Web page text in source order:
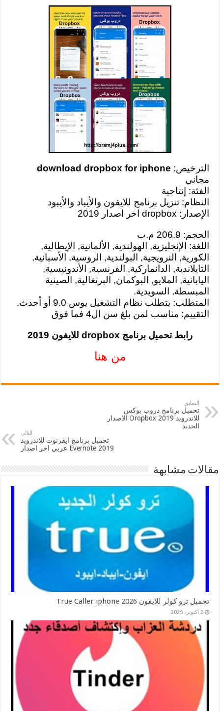
الترخيص: download dropbox for iphone
مجاني
الفئة: إنتاجية
النظام: تنزيل برنامج للايفون والأيباد والأيبود
الإصدار: dropbox اخر اصدار 2019
الحجم: 206.9 م.ب
اللغة: الإنجليزية, الهولندية, الألمانية, الإيطالية,
الكورية, النرويجية, البولندية, الروسية, الأسبانية,
التايلاندية, الدانماركية, الفرنسية, الأندونيسية,
اليابانية, الملايو, البوكمان, البرتغالية, الصينية
المبسطة, السويدية.
المتطلب: يتطلب نظام التشغيل يوس 9.0 أو أحدث.
التقييم: مناسب لمن بلغ سن ال4 فما فوق
رابط تحميل برنامج dropbox للايفون 2019
من هنا
السابق
تحميل برنامج دروب بوكس
للاندرويد 2019 Dropbox الاصدار
الجديد
التالي
تحميل برنامج ايفرنوت للاندرويد
2019 Evernote عربي اخر اصدار
مقالات مشابهة
تحميل ترو كولر للايفون 2026 True Caller iphone
2 أكتوبر، 2025